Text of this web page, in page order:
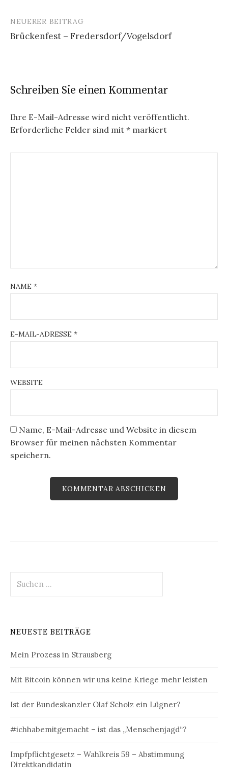
NEUERER BEITRAG
Brückenfest – Fredersdorf/Vogelsdorf
Schreiben Sie einen Kommentar
Ihre E-Mail-Adresse wird nicht veröffentlicht.
Erforderliche Felder sind mit * markiert
NAME *
E-MAIL-ADRESSE *
WEBSITE
Name, E-Mail-Adresse und Website in diesem
Browser für meinen nächsten Kommentar
speichern.
nach:
NEUESTE BEITRÄGE
Mein Prozess in Strausberg
Mit Bitcoin können wir uns keine Kriege mehr leisten
Ist der Bundeskanzler Olaf Scholz ein Lügner?
#ichhabemitgemacht – ist das „Menschenjagd“?
Impfpflichtgesetz – Wahlkreis 59 – Abstimmung
Direktkandidatin